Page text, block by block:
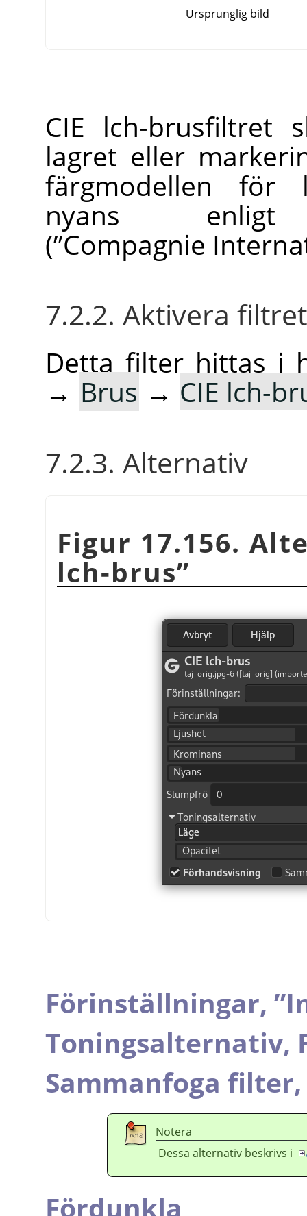
Ursprunglig bild
CIE lch-brusfiltret
lagret eller
färgmodellen för
nyans enligt
(”Compagnie
7.2.2. Aktivera filtret
Detta filter hittas i
→ Brus → CIE lch-
7.2.3. Alternativ
Figur 17.156.
lch-brus”
Förinställningar, ”
Toningsalternativ,
Sammanfoga
Notera
Dessa alternativ beskrivs i
Fördunkla